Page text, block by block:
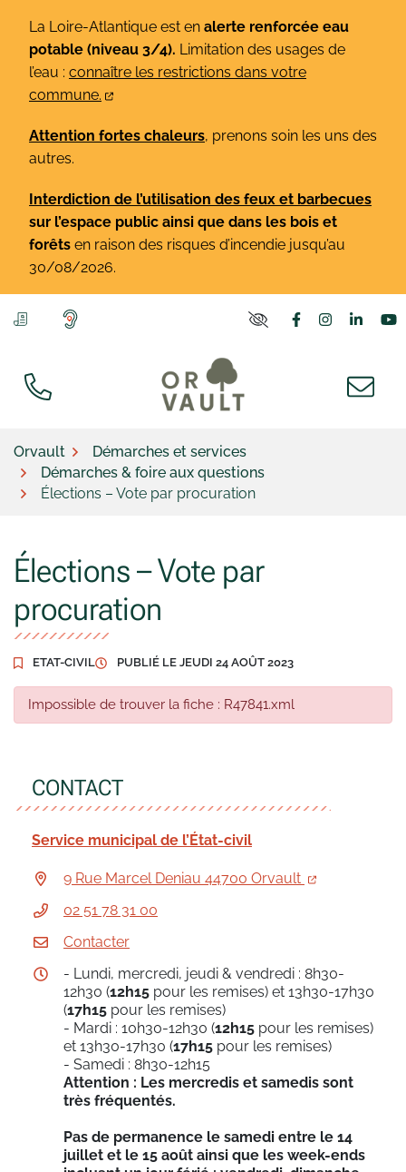
contenu
La Loire-Atlantique est en alerte renforcée eau
potable (niveau 3/4). Limitation des usages de
l’eau : connaître les restrictions dans votre
commune.
Attention fortes chaleurs, prenons soin les uns des
autres.
Interdiction de l’utilisation des feux et barbecues
sur l’espace public ainsi que dans les bois et
forêts en raison des risques d’incendie jusqu’au
30/08/2026.
Lien vers le
Lien vers
Lien
Orvault
Démarches et services
Démarches & foire aux questions
Élections – Vote par procuration
Élections – Vote par
procuration
ETAT-CIVIL PUBLIÉ LE JEUDI 24 AOÛT 2023
Impossible de trouver la fiche : R47841.xml
CONTACT
Service municipal de l’État-civil
9 Rue Marcel Deniau 44700 Orvault
02 51 78 31 00
Contacter
- Lundi, mercredi, jeudi & vendredi : 8h30-
12h30 (12h15 pour les remises) et 13h30-17h30
(17h15 pour les remises)
- Mardi : 10h30-12h30 (12h15 pour les remises)
et 13h30-17h30 (17h15 pour les remises)
- Samedi : 8h30-12h15
Attention : Les mercredis et samedis sont
très fréquentés.
Pas de permanence le samedi entre le 14
juillet et le 15 août ainsi que les week-ends